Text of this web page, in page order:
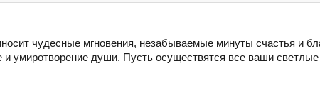
чудесные мгновения, незабываемые минуты счастья и
и умиротворение души. Пусть осуществятся все ваши